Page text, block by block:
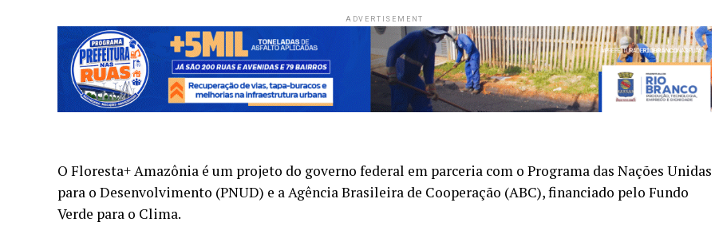
ADVERTISEMENT
O Floresta+ Amazônia é um projeto do governo federal em parceria com o Programa das Nações Unidas
para o Desenvolvimento (PNUD) e a Agência Brasileira de Cooperação (ABC), financiado pelo Fundo
Verde para o Clima.